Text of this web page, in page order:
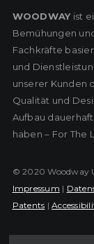
WOODWAYist
Bemühungen
Fachkräfte
und
unserer Kunden
Qualität und
Aufbau
haben – For The
© 2020 Woodway
Impressum |
Patents |